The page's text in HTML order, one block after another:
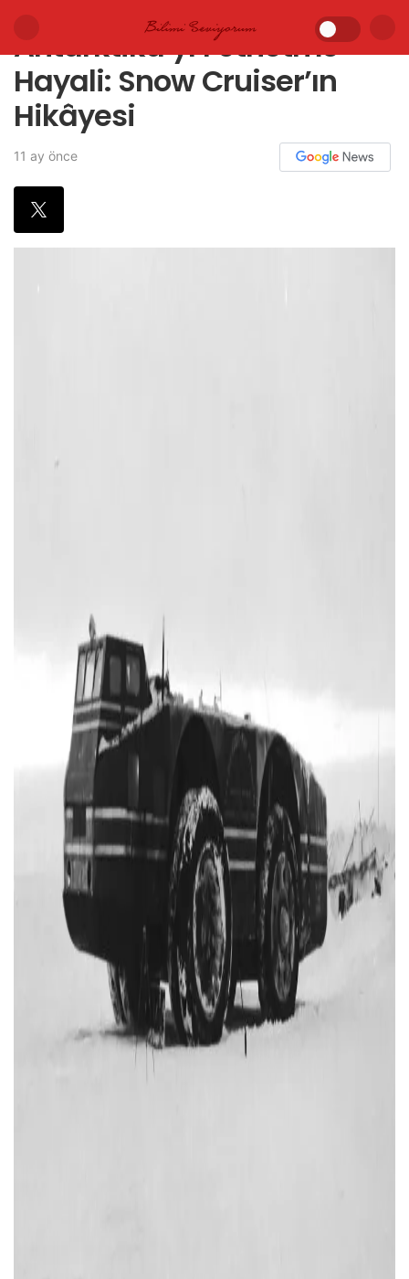
Antarktika’yı Fethetme
Hayali: Snow Cruiser’ın
Hikâyesi
11 ay önce